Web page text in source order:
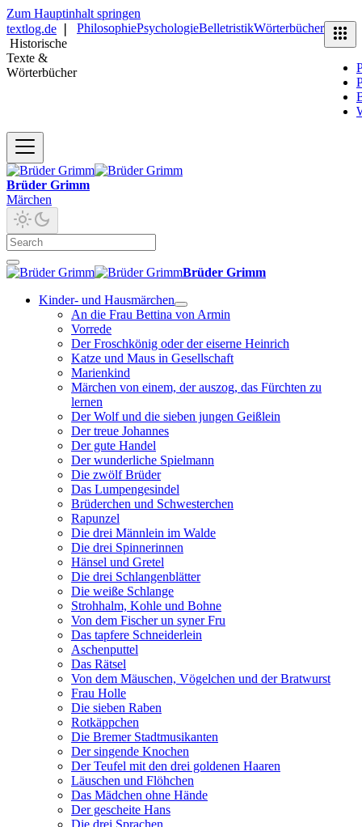
Zum Hauptinhalt springen
textlog.de
Historische
Texte &
Wörterbücher
PhilosophiePsychologieBelletristikWörterbücher
Brüder Grimm
Märchen
Brüder Grimm
Kinder- und Hausmärchen
An die Frau Bettina von Armin
Vorrede
Der Froschkönig oder der eiserne Heinrich
Katze und Maus in Gesellschaft
Marienkind
Märchen von einem, der auszog, das Fürchten zu
lernen
Der Wolf und die sieben jungen Geißlein
Der treue Johannes
Der gute Handel
Der wunderliche Spielmann
Die zwölf Brüder
Das Lumpengesindel
Brüderchen und Schwesterchen
Rapunzel
Die drei Männlein im Walde
Die drei Spinnerinnen
Hänsel und Gretel
Die drei Schlangenblätter
Die weiße Schlange
Strohhalm, Kohle und Bohne
Von dem Fischer un syner Fru
Das tapfere Schneiderlein
Aschenputtel
Das Rätsel
Von dem Mäuschen, Vögelchen und der Bratwurst
Frau Holle
Die sieben Raben
Rotkäppchen
Die Bremer Stadtmusikanten
Der singende Knochen
Der Teufel mit den drei goldenen Haaren
Läuschen und Flöhchen
Das Mädchen ohne Hände
Der gescheite Hans
Die drei Sprachen